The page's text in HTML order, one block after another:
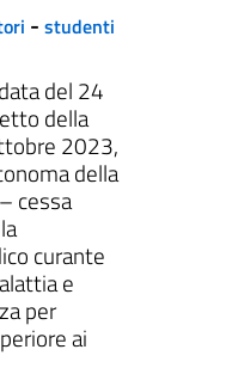
- studenti
del 24
della
2023,
della
cessa
curante
e
per
ai